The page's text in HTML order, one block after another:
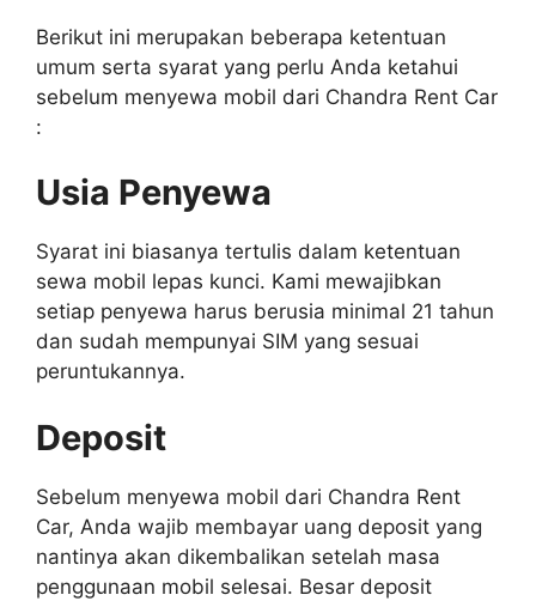
Berikut ini merupakan beberapa ketentuan
umum serta syarat yang perlu Anda ketahui
sebelum menyewa mobil dari Chandra Rent Car
:
Usia Penyewa
Syarat ini biasanya tertulis dalam ketentuan
sewa mobil lepas kunci. Kami mewajibkan
setiap penyewa harus berusia minimal 21 tahun
dan sudah mempunyai SIM yang sesuai
peruntukannya.
Deposit
Sebelum menyewa mobil dari Chandra Rent
Car, Anda wajib membayar uang deposit yang
nantinya akan dikembalikan setelah masa
penggunaan mobil selesai. Besar deposit